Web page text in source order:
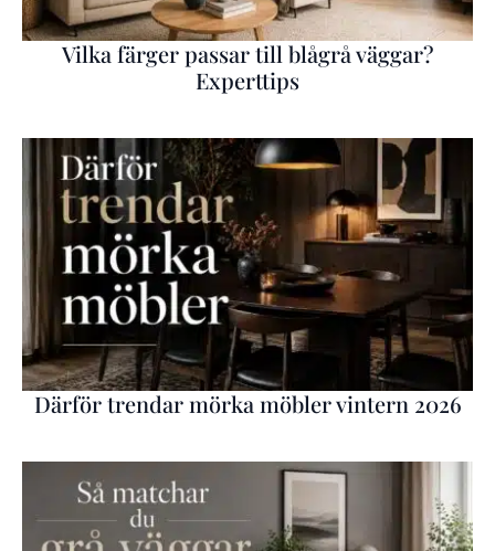
Vilka färger passar till blågrå väggar?
Experttips
Därför trendar mörka möbler vintern 2026